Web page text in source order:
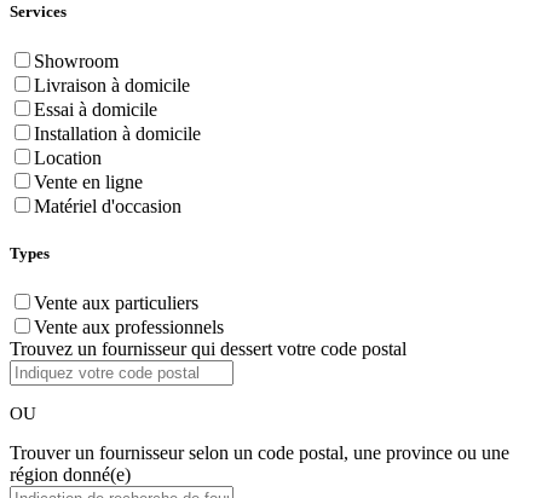
Services
Showroom
Livraison à domicile
Essai à domicile
Installation à domicile
Location
Vente en ligne
Matériel d'occasion
Types
Vente aux particuliers
Vente aux professionnels
Trouvez un fournisseur qui dessert votre code postal
OU
Trouver un fournisseur selon un code postal, une province ou une
région donné(e)